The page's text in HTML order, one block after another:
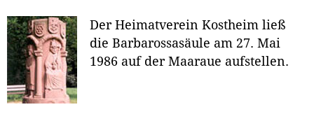
Der Heimatverein Kostheim ließ
die Barbarossasäule am 27. Mai
1986 auf der Maaraue aufstellen.